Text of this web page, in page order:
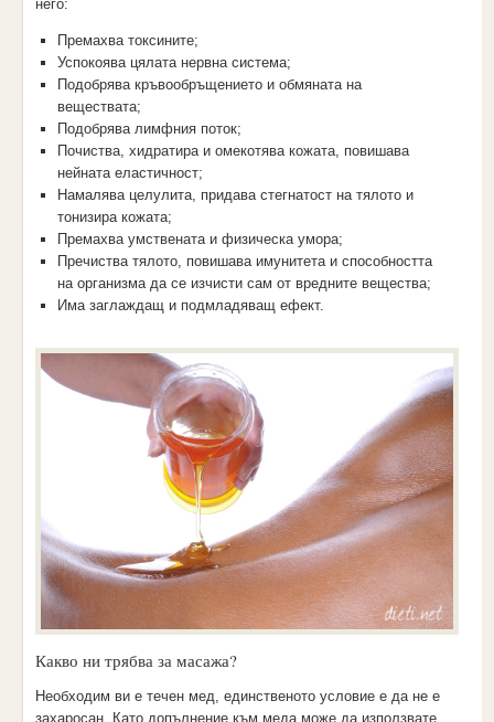
него:
Премахва токсините;
Успокоява цялата нервна система;
Подобрява кръвообръщението и обмяната на
веществата;
Подобрява лимфния поток;
Почиства, хидратира и омекотява кожата, повишава
нейната еластичност;
Намалява целулита, придава стегнатост на тялото и
тонизира кожата;
Премахва умствената и физическа умора;
Пречиства тялото, повишава имунитета и способността
на организма да се изчисти сам от вредните вещества;
Има заглаждащ и подмладяващ ефект.
Какво ни трябва за масажа?
Необходим ви е течен мед, единственото условие е да не е
захаросан. Като допълнение към меда може да използвате